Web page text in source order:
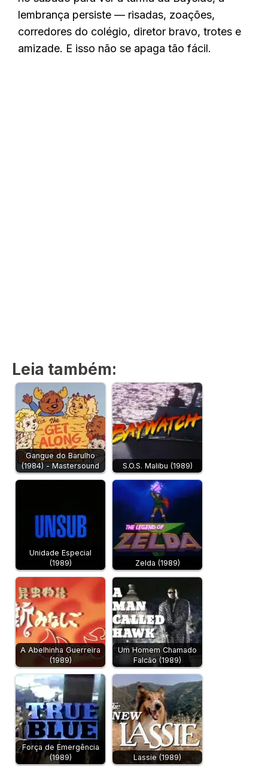
lembrança persiste — risadas, zoações,
corredores do colégio, diretor bravo, trotes e
amizade. E isso não se apaga tão fácil.
Leia também:
Gangue do Barulho
(1984) - Mastersound
S.O.S. Malibu (1989)
Unidade Especial
(1989)
Zelda (1989)
A Abelhinha Guerreira
(1989)
Um Homem Chamado
Falcão (1989)
Força de Emergência
(1989)
Lassie (1989)